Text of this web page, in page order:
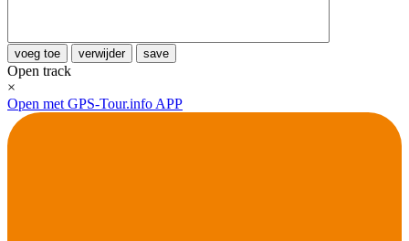
voeg toe verwijder save
Open track
×
Open met GPS-Tour.info APP